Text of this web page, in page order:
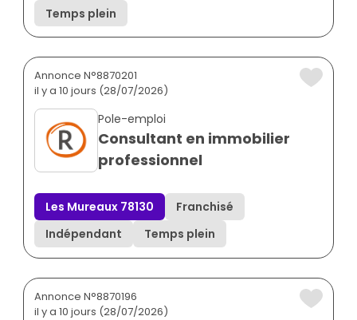
Temps plein
Annonce N°8870201
il y a 10 jours (28/07/2026)
Pole-emploi
Consultant en immobilier
professionnel
Les Mureaux 78130
Franchisé
Indépendant
Temps plein
Annonce N°8870196
il y a 10 jours (28/07/2026)